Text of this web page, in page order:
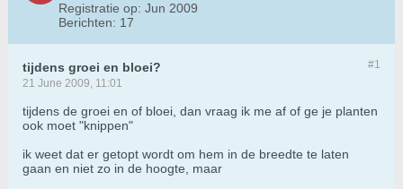
Registratie op: Jun 2009
Berichten: 17
#1
tijdens groei en bloei?
21 June 2009, 11:01
tijdens de groei en of bloei, dan vraag ik me af of ge je planten
ook moet "knippen"
ik weet dat er getopt wordt om hem in de breedte te laten
gaan en niet zo in de hoogte, maar